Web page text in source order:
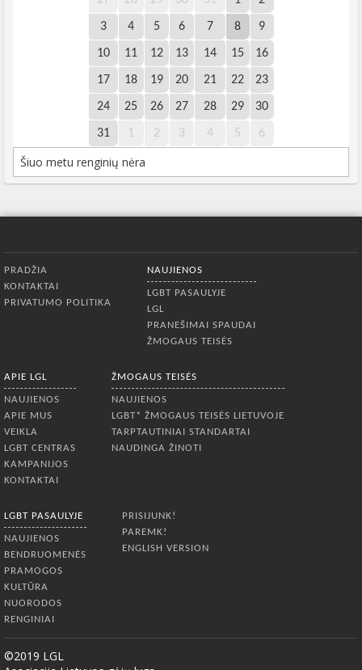
3 4 5 6 7 8 9
10 11 12 13 14 15 16
17 18 19 20 21 22 23
24 25 26 27 28 29 30
31 1 2 3 4 5 6
Šiuo metu renginių nėra
PRADŽIA
KONTAKTAI
PRIVATUMO POLITIKA
NAUJIENOS
LGBT PASAULYJE
LGL
PRANEŠIMAI SPAUDAI
ŽMOGAUS TEISĖS
APIE LGL
NAUJIENOS
APIE MUS
VEIKLA
LGBT CENTRAS
KAMPANIJOS
KONTAKTAI
ŽMOGAUS TEISĖS
NAUJIENOS
LGBT* ŽMOGAUS TEISĖS LIETUVOJE
TARPTAUTINIAI STANDARTAI
NAUDINGA ŽINOTI
LGBT PASAULYJE
NAUJIENOS
BENDRUOMENĖS
PRAMOGOS
KULTŪRA
NUORODOS
RENGINIAI
PRISIJUNK!
PAREMK!
ENGLISH VERSION
©2019 LGL